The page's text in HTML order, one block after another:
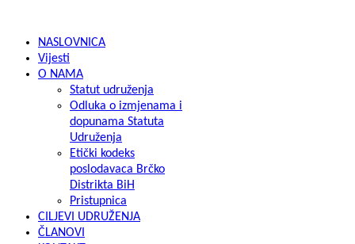
NASLOVNICA
Vijesti
O NAMA
Statut udruženja
Odluka o izmjenama i
dopunama Statuta
Udruženja
Etički kodeks
poslodavaca Brčko
Distrikta BiH
Pristupnica
CILJEVI UDRUŽENJA
ČLANOVI